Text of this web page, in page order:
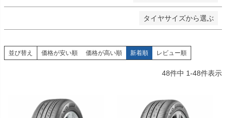
タイヤサイズから選ぶ
並び替え 価格が安い順 価格が高い順 新着順 レビュー順
48件中 1-48件表示